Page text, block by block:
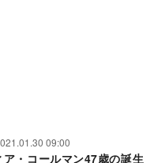
09:00
ア・コールマン47歳の誕生